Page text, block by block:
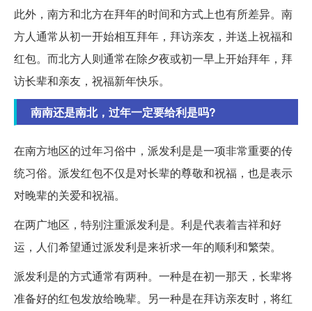
此外，南方和北方在拜年的时间和方式上也有所差异。南
方人通常从初一开始相互拜年，拜访亲友，并送上祝福和
红包。而北方人则通常在除夕夜或初一早上开始拜年，拜
访长辈和亲友，祝福新年快乐。
南南还是南北，过年一定要给利是吗?
在南方地区的过年习俗中，派发利是是一项非常重要的传
统习俗。派发红包不仅是对长辈的尊敬和祝福，也是表示
对晚辈的关爱和祝福。
在两广地区，特别注重派发利是。利是代表着吉祥和好
运，人们希望通过派发利是来祈求一年的顺利和繁荣。
派发利是的方式通常有两种。一种是在初一那天，长辈将
准备好的红包发放给晚辈。另一种是在拜访亲友时，将红